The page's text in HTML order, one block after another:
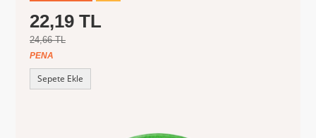
22,19 TL
24,66 TL
PENA
Sepete Ekle